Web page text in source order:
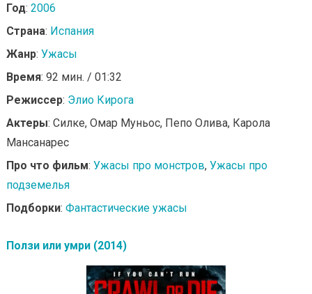
Год: 2006
Страна: Испания
Жанр: Ужасы
Время: 92 мин. / 01:32
Режиссер: Элио Кирога
Актеры: Силке, Омар Муньос, Пепо Олива, Карола
Мансанарес
Про что фильм: Ужасы про монстров, Ужасы про
подземелья
Подборки: Фантастические ужасы
Ползи или умри (2014)